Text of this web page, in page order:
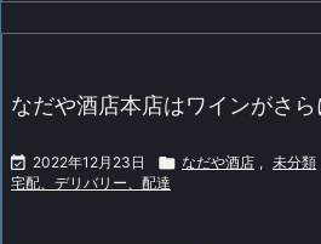
なだや酒店本店はワインがさら
 2022年12月23日  なだや酒店 , 未分類
宅配、デリバリー、配達